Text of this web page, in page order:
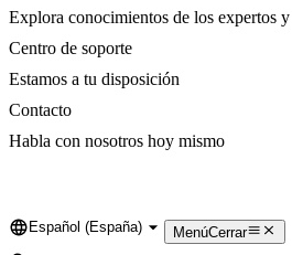
Explora conocimientos de los expertos
Centro de soporte
Estamos a tu disposición
Contacto
Habla con nosotros hoy mismo
Language
Español (España) MenúCerrar